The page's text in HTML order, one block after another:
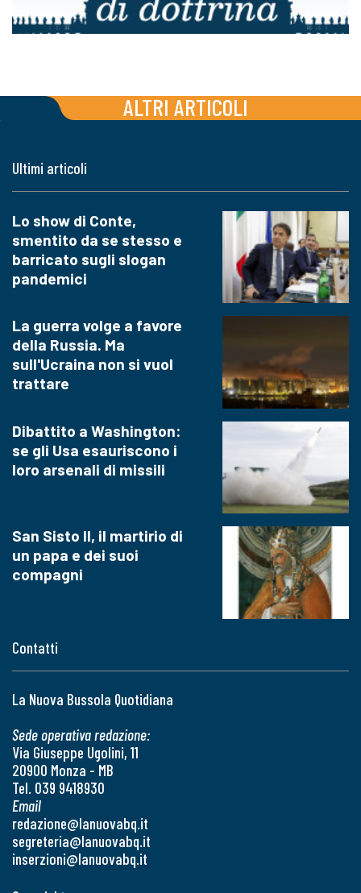
ALTRI ARTICOLI
Contatti
La Nuova Bussola Quotidiana
Sede operativa redazione:
Via Giuseppe Ugolini, 11
20900 Monza - MB
Tel. 039 9418930
Email
redazione@lanuovabq.it
segreteria@lanuovabq.it
inserzioni@lanuovabq.it
Ultimi articoli
Lo show di Conte,
smentito da se stesso e
barricato sugli slogan
pandemici
La guerra volge a favore
della Russia. Ma
sull'Ucraina non si vuol
trattare
Dibattito a Washington:
se gli Usa esauriscono i
loro arsenali di missili
San Sisto II, il martirio di
un papa e dei suoi
compagni